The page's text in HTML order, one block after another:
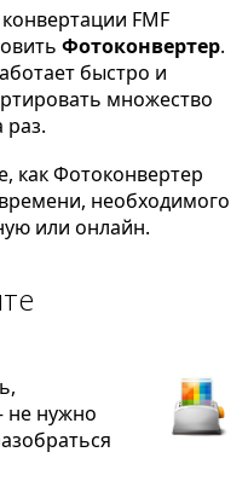
FMF
Фотоконвертер.
быстро и
множество
раз.
как Фотоконвертер
необходимого
или онлайн.
не нужно